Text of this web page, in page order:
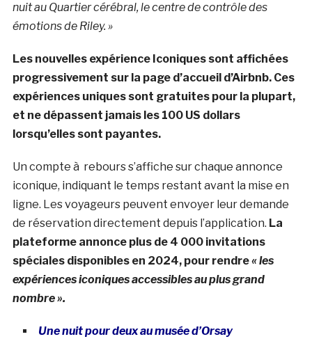
nuit au Quartier cérébral, le centre de contrôle des
émotions de Riley. »
Les nouvelles expérience Iconiques sont affichées
progressivement sur la page d’accueil d’Airbnb. Ces
expériences uniques sont gratuites pour la plupart,
et ne dépassent jamais les 100 US dollars
lorsqu’elles sont payantes.
Un compte à rebours s’affiche sur chaque annonce
iconique, indiquant le temps restant avant la mise en
ligne. Les voyageurs peuvent envoyer leur demande
de réservation directement depuis l’application. La
plateforme annonce plus de 4 000 invitations
spéciales disponibles en 2024, pour rendre« les
expériences iconiques accessibles au plus grand
nombre ».
Une nuit pour deux au musée d’Orsay